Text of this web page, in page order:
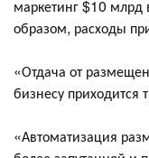
маркетинг $10
образом, расходы
«Отдача от
бизнесу приходится
«Автоматизация